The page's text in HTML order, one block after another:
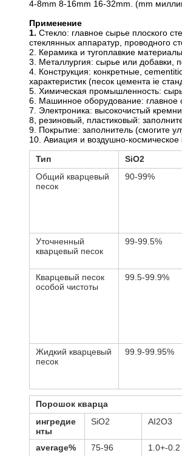
4-8mm 8-16mm 16-32mm. (mm
Применение
1. Стекло: главное сырье плоского
стеклянных аппаратур, проводного
2. Керамика и тугоплавкие
3. Металлургия: сырье или добавки,
4. Конструкция: конкретные,
характеристик (песок цемента ie
5. Химическая промышленность:
6. Машинное оборудование: главное
7. Электроника: высокочистый
8, резиновый, пластиковый:
9. Покрытие: заполнитель (смогите
10. Авиация и воздушно-космическое
Тип
SiO2
Общий кварцевый
песок
90-99%
Уточненный
кварцевый песок
99-99.5%
Кварцевый песок
особой чистоты
99.5-99.9%
Жидкий кварцевый
песок
99.9-99.95%
Порошок кварца
ингредие
нты
SiO2 AI2O3
average% 75-96 1.0+-0.2